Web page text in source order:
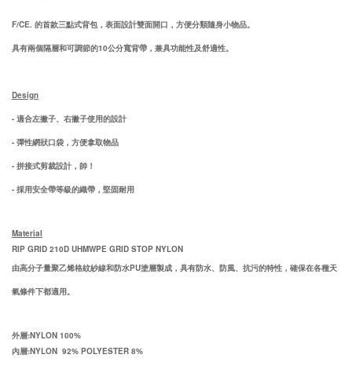
F/CE. 的首款三點式背包，表面設計雙面開口，方便分類隨身小物品。
具有兩個隔層和可調節的10公分寬背帶，兼具功能性及舒適性。
Design
- 適合左撇子、右撇子使用的設計
- 彈性網狀口袋，方便拿取物品
- 拼接式剪裁設計，帥！
- 採用安全帶等級的織帶，堅固耐用
Material
RIP GRID 210D UHMWPE GRID STOP NYLON
由高分子量聚乙烯格紋紗線和防水PU塗層製成，具有防水、防風、抗污的特性，確保在各種天
氣條件下都適用。
外層:NYLON 100%
內層:NYLON 92% POLYESTER 8%